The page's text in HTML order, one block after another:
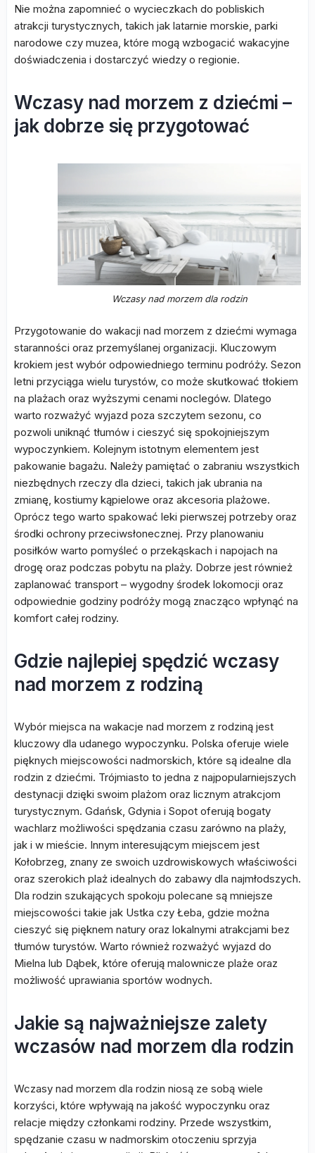
Nie można zapomnieć o wycieczkach do pobliskich
atrakcji turystycznych, takich jak latarnie morskie, parki
narodowe czy muzea, które mogą wzbogacić wakacyjne
doświadczenia i dostarczyć wiedzy o regionie.
Wczasy nad morzem z dziećmi –
jak dobrze się przygotować
Wczasy nad morzem dla rodzin
Przygotowanie do wakacji nad morzem z dziećmi wymaga
staranności oraz przemyślanej organizacji. Kluczowym
krokiem jest wybór odpowiedniego terminu podróży. Sezon
letni przyciąga wielu turystów, co może skutkować tłokiem
na plażach oraz wyższymi cenami noclegów. Dlatego
warto rozważyć wyjazd poza szczytem sezonu, co
pozwoli uniknąć tłumów i cieszyć się spokojniejszym
wypoczynkiem. Kolejnym istotnym elementem jest
pakowanie bagażu. Należy pamiętać o zabraniu wszystkich
niezbędnych rzeczy dla dzieci, takich jak ubrania na
zmianę, kostiumy kąpielowe oraz akcesoria plażowe.
Oprócz tego warto spakować leki pierwszej potrzeby oraz
środki ochrony przeciwsłonecznej. Przy planowaniu
posiłków warto pomyśleć o przekąskach i napojach na
drogę oraz podczas pobytu na plaży. Dobrze jest również
zaplanować transport – wygodny środek lokomocji oraz
odpowiednie godziny podróży mogą znacząco wpłynąć na
komfort całej rodziny.
Gdzie najlepiej spędzić wczasy
nad morzem z rodziną
Wybór miejsca na wakacje nad morzem z rodziną jest
kluczowy dla udanego wypoczynku. Polska oferuje wiele
pięknych miejscowości nadmorskich, które są idealne dla
rodzin z dziećmi. Trójmiasto to jedna z najpopularniejszych
destynacji dzięki swoim plażom oraz licznym atrakcjom
turystycznym. Gdańsk, Gdynia i Sopot oferują bogaty
wachlarz możliwości spędzania czasu zarówno na plaży,
jak i w mieście. Innym interesującym miejscem jest
Kołobrzeg, znany ze swoich uzdrowiskowych właściwości
oraz szerokich plaż idealnych do zabawy dla najmłodszych.
Dla rodzin szukających spokoju polecane są mniejsze
miejscowości takie jak Ustka czy Łeba, gdzie można
cieszyć się pięknem natury oraz lokalnymi atrakcjami bez
tłumów turystów. Warto również rozważyć wyjazd do
Mielna lub Dąbek, które oferują malownicze plaże oraz
możliwość uprawiania sportów wodnych.
Jakie są najważniejsze zalety
wczasów nad morzem dla rodzin
Wczasy nad morzem dla rodzin niosą ze sobą wiele
korzyści, które wpływają na jakość wypoczynku oraz
relacje między członkami rodziny. Przede wszystkim,
spędzanie czasu w nadmorskim otoczeniu sprzyja